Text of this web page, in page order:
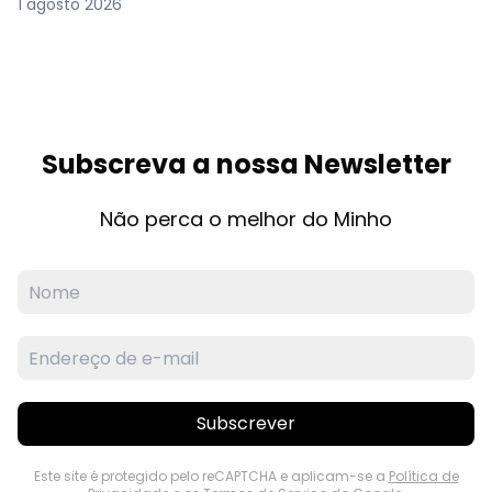
1 agosto 2026
Subscreva a nossa Newsletter
Não perca o melhor do Minho
Subscrever
Este site é protegido pelo reCAPTCHA e aplicam-se a Política de